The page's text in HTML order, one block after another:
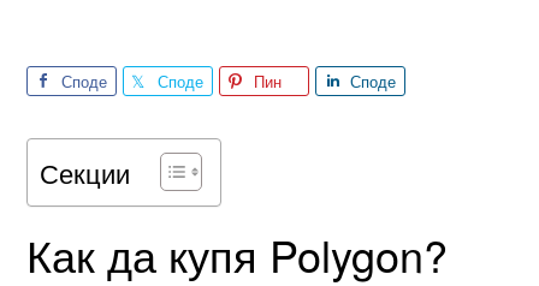
Споде
Споде
Пин
Споде
Секции
Как да купя Polygon?